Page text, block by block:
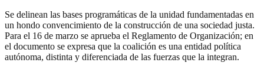
Se delinean las bases programáticas de la unidad fundamentadas en
un hondo convencimiento de la construcción de una sociedad justa.
Para el 16 de marzo se aprueba el Reglamento de Organización; en
el documento se expresa que la coalición es una entidad política
autónoma, distinta y diferenciada de las fuerzas que la integran.